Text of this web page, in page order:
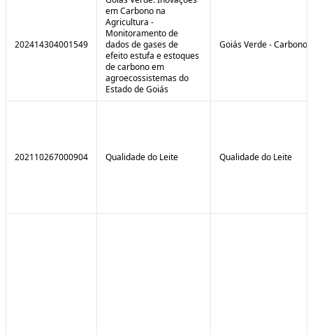
202414304001549
em Carbono na
Agricultura -
Monitoramento de
dados de gases de
efeito estufa e estoques
de carbono em
agroecossistemas do
Estado de Goiás
Goiás Verde - Carbono
202110267000904 Qualidade do Leite Qualidade do Leite